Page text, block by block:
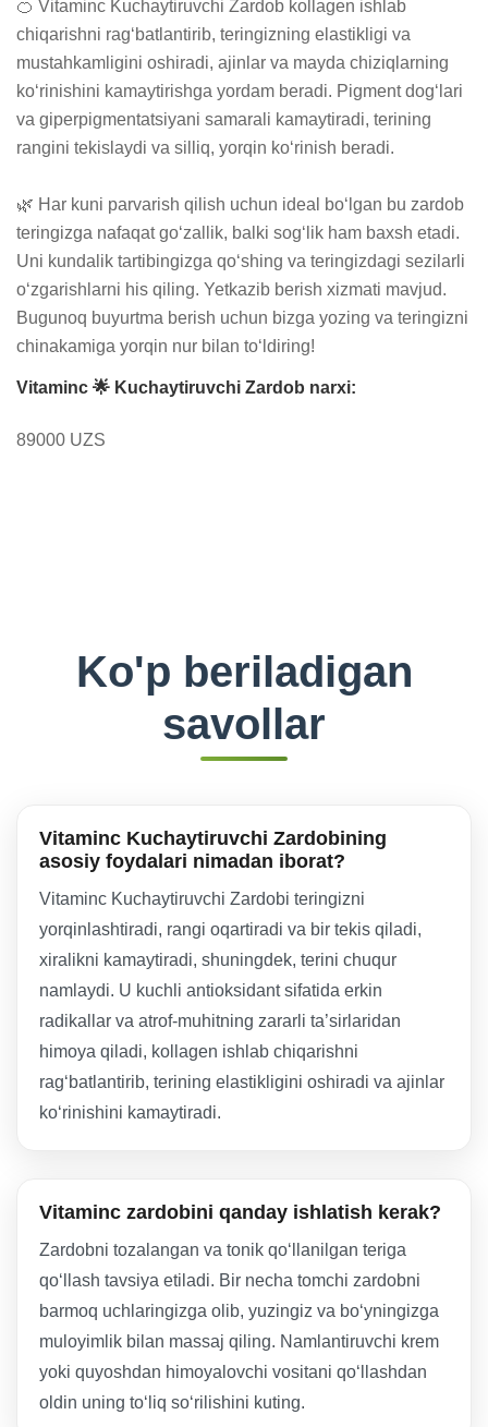
🍊 Vitaminc Kuchaytiruvchi Zardob kollagen ishlab
chiqarishni rag‘batlantirib, teringizning elastikligi va
mustahkamligini oshiradi, ajinlar va mayda chiziqlarning
ko‘rinishini kamaytirishga yordam beradi. Pigment dog‘lari
va giperpigmentatsiyani samarali kamaytiradi, terining
rangini tekislaydi va silliq, yorqin ko‘rinish beradi.
🌿 Har kuni parvarish qilish uchun ideal bo‘lgan bu zardob
teringizga nafaqat go‘zallik, balki sog‘lik ham baxsh etadi.
Uni kundalik tartibingizga qo‘shing va teringizdagi sezilarli
o‘zgarishlarni his qiling. Yetkazib berish xizmati mavjud.
Bugunoq buyurtma berish uchun bizga yozing va teringizni
chinakamiga yorqin nur bilan to‘ldiring!
Vitaminc 🌟 Kuchaytiruvchi Zardob narxi:
89000 UZS
Ko'p beriladigan
savollar
Vitaminc Kuchaytiruvchi Zardobining
asosiy foydalari nimadan iborat?
Vitaminc Kuchaytiruvchi Zardobi teringizni
yorqinlashtiradi, rangi oqartiradi va bir tekis qiladi,
xiralikni kamaytiradi, shuningdek, terini chuqur
namlaydi. U kuchli antioksidant sifatida erkin
radikallar va atrof-muhitning zararli ta’sirlaridan
himoya qiladi, kollagen ishlab chiqarishni
rag‘batlantirib, terining elastikligini oshiradi va ajinlar
ko‘rinishini kamaytiradi.
Vitaminc zardobini qanday ishlatish kerak?
Zardobni tozalangan va tonik qo‘llanilgan teriga
qo‘llash tavsiya etiladi. Bir necha tomchi zardobni
barmoq uchlaringizga olib, yuzingiz va bo‘yningizga
muloyimlik bilan massaj qiling. Namlantiruvchi krem
yoki quyoshdan himoyalovchi vositani qo‘llashdan
oldin uning to‘liq so‘rilishini kuting.